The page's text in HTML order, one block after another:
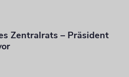
Zentralrats – Präsident